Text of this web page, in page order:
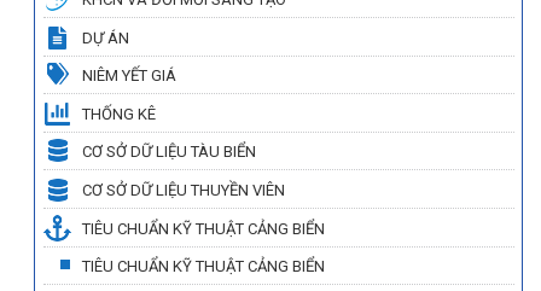
DỰ ÁN
NIÊM YẾT GIÁ
THỐNG KÊ
CƠ SỞ DỮ LIỆU TÀU BIỂN
CƠ SỞ DỮ LIỆU THUYỀN VIÊN
TIÊU CHUẨN KỸ THUẬT CẢNG BIỂN
TIÊU CHUẨN KỸ THUẬT CẢNG BIỂN